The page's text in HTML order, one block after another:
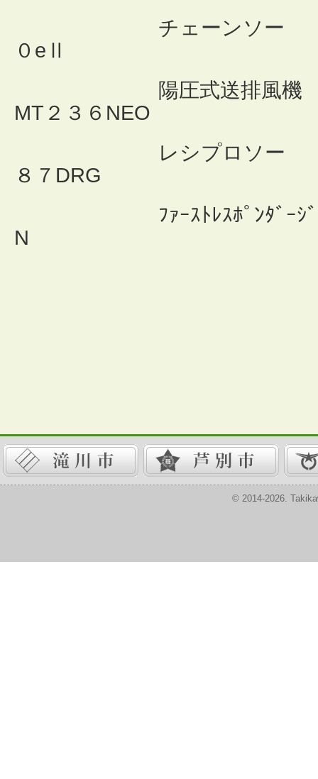
チェーンソー
０eⅡ
陽圧式送排風機
MT２３６NEO
レシプロソー
８７DRG
ﾌｧｰｽﾄﾚｽﾎﾟﾝﾀﾞｰｼﾞｬ
N
© 2014-2026.